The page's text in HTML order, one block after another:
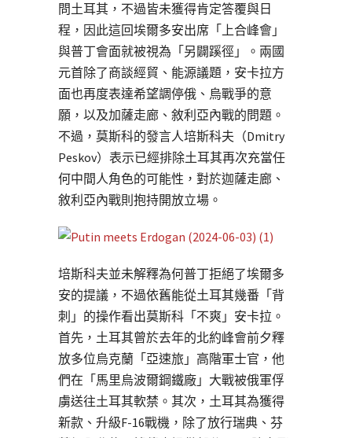
問土耳其，不過皆未獲得肯定答覆與日
程，因此這回埃爾多安出席「上合峰會」
與普丁會面就被視為「另闢蹊徑」。兩國
元首除了商談經貿、能源議題，安卡拉方
面也再度表達希望調停俄、烏戰爭的意
願，以及加薩走廊、敘利亞內戰的問題。
不過，莫斯科的發言人培斯科夫（Dmitry
Peskov）表示已經排除土耳其再次充當任
何中間人角色的可能性，對於迦薩走廊、
敘利亞內戰則抱持開放立場。
培斯科夫並未解釋為何普丁拒絕了埃爾多
安的提議，不過依舊能從土耳其幾番「背
刺」的操作看出莫斯科「不爽」安卡拉。
首先，土耳其曾於去年的北約峰會前夕釋
放多位烏克蘭「亞速旅」高階軍士官，他
們在「馬里烏波爾鋼鐵廠」大戰被俄軍俘
虜送往土耳其軟禁。其次，土耳其為獲得
新款、升級F-16戰機，除了放行瑞典、芬